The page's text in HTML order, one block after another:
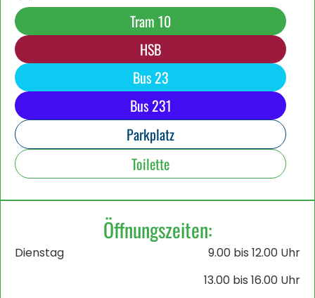
Tram 10
HSB
Bus 23
Bus 231
Parkplatz
Toilette
Öffnungszeiten:
Dienstag
9.00 bis 12.00 Uhr
13.00 bis 16.00 Uhr